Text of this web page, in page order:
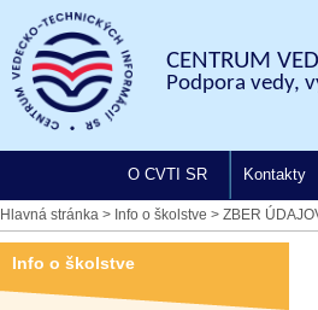
CENTRUM
Podpora vedy,
O CVTI SR Kontakty
Hlavná stránka > Info o školstve > ZBER
Info o školstve